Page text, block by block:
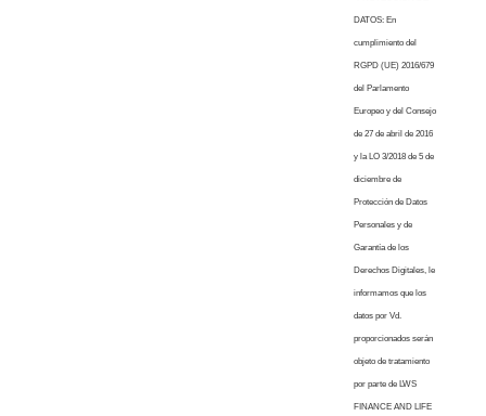
DATOS: En
cumplimiento del
RGPD (UE) 2016/679
del Parlamento
Europeo y del Consejo
de 27 de abril de 2016
y la LO 3/2018 de 5 de
diciembre de
Protección de Datos
Personales y de
Garantía de los
Derechos Digitales, le
informamos que los
datos por Vd.
proporcionados serán
objeto de tratamiento
por parte de LWS
FINANCE AND LIFE